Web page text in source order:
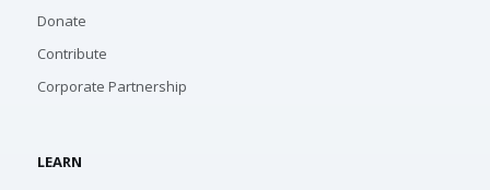
Donate
Contribute
Corporate Partnership
LEARN